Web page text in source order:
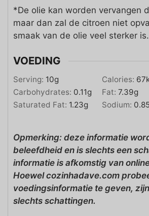
*De olie kan worden vervangen
maar dan zal de citroen niet
smaak van de olie veel sterker is.
VOEDING
Serving: 10g Calories: 67
Carbohydrates: 0.11g Fat: 7.39g
Saturated Fat: 1.23g Sodium:
Opmerking: deze informatie wordt verstrekt uit
beleefdheid en is slechts een
informatie is afkomstig van
Hoewel cozinhadave.com
voedingsinformatie te geven,
slechts schattingen.